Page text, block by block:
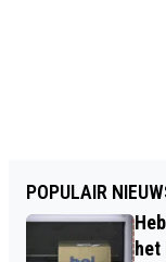
POPULAIR